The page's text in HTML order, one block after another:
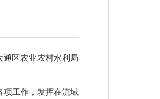
区农业农村水利局
项工作，发挥在流域